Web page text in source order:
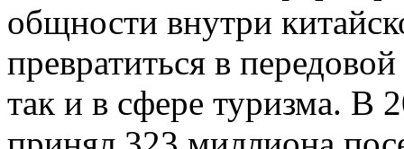
общности внутри
превратиться в
так и в сфере туризма. В